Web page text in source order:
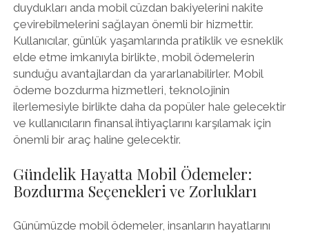
duydukları anda mobil cüzdan bakiyelerini nakite
çevirebilmelerini sağlayan önemli bir hizmettir.
Kullanıcılar, günlük yaşamlarında pratiklik ve esneklik
elde etme imkanıyla birlikte, mobil ödemelerin
sunduğu avantajlardan da yararlanabilirler. Mobil
ödeme bozdurma hizmetleri, teknolojinin
ilerlemesiyle birlikte daha da popüler hale gelecektir
ve kullanıcıların finansal ihtiyaçlarını karşılamak için
önemli bir araç haline gelecektir.
Gündelik Hayatta Mobil Ödemeler:
Bozdurma Seçenekleri ve Zorlukları
Günümüzde mobil ödemeler, insanların hayatlarını